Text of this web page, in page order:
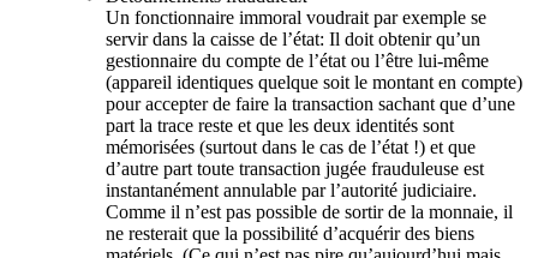
Un fonctionnaire immoral voudrait par exemple se
servir dans la caisse de l’état: Il doit obtenir qu’un
gestionnaire du compte de l’état ou l’être lui-même
(appareil identiques quelque soit le montant en compte)
pour accepter de faire la transaction sachant que d’une
part la trace reste et que les deux identités sont
mémorisées (surtout dans le cas de l’état !) et que
d’autre part toute transaction jugée frauduleuse est
instantanément annulable par l’autorité judiciaire.
Comme il n’est pas possible de sortir de la monnaie, il
ne resterait que la possibilité d’acquérir des biens